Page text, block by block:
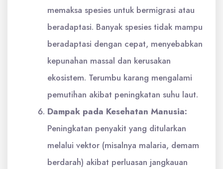
memaksa spesies untuk bermigrasi atau
beradaptasi. Banyak spesies tidak mampu
beradaptasi dengan cepat, menyebabkan
kepunahan massal dan kerusakan
ekosistem. Terumbu karang mengalami
pemutihan akibat peningkatan suhu laut.
Dampak pada Kesehatan Manusia:
Peningkatan penyakit yang ditularkan
melalui vektor (misalnya malaria, demam
berdarah) akibat perluasan jangkauan